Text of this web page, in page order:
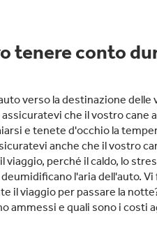
tenere conto
verso la destinazione delle
assicuratevi che il vostro cane
e tenete d'occhio la
anche che il vostro
viaggio, perché il caldo, lo
l'aria dell'auto. Vi
il viaggio per passare la
ammessi e quali sono i costi